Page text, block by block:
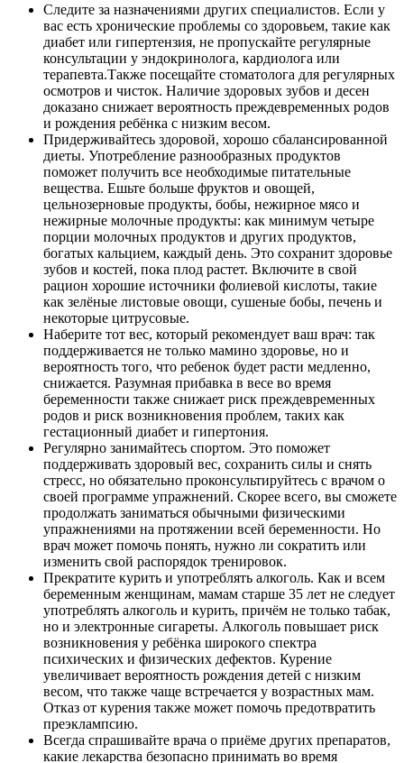
Следите за назначениями других специалистов. Если у
вас есть хронические проблемы со здоровьем, такие как
диабет или гипертензия, не пропускайте регулярные
консультации у эндокринолога, кардиолога или
терапевта.Также посещайте стоматолога для регулярных
осмотров и чисток. Наличие здоровых зубов и десен
доказано снижает вероятность преждевременных родов
и рождения ребёнка с низким весом.
Придерживайтесь здоровой, хорошо сбалансированной
диеты. Употребление разнообразных продуктов
поможет получить все необходимые питательные
вещества. Ешьте больше фруктов и овощей,
цельнозерновые продукты, бобы, нежирное мясо и
нежирные молочные продукты: как минимум четыре
порции молочных продуктов и других продуктов,
богатых кальцием, каждый день. Это сохранит здоровье
зубов и костей, пока плод растет. Включите в свой
рацион хорошие источники фолиевой кислоты, такие
как зелёные листовые овощи, сушеные бобы, печень и
некоторые цитрусовые.
Наберите тот вес, который рекомендует ваш врач: так
поддерживается не только мамино здоровье, но и
вероятность того, что ребенок будет расти медленно,
снижается. Разумная прибавка в весе во время
беременности также снижает риск преждевременных
родов и риск возникновения проблем, таких как
гестационный диабет и гипертония.
Регулярно занимайтесь спортом. Это поможет
поддерживать здоровый вес, сохранить силы и снять
стресс, но обязательно проконсультируйтесь с врачом о
своей программе упражнений. Скорее всего, вы сможете
продолжать заниматься обычными физическими
упражнениями на протяжении всей беременности. Но
врач может помочь понять, нужно ли сократить или
изменить свой распорядок тренировок.
Прекратите курить и употреблять алкоголь. Как и всем
беременным женщинам, мамам старше 35 лет не следует
употреблять алкоголь и курить, причём не только табак,
но и электронные сигареты. Алкоголь повышает риск
возникновения у ребёнка широкого спектра
психических и физических дефектов. Курение
увеличивает вероятность рождения детей с низким
весом, что также чаще встречается у возрастных мам.
Отказ от курения также может помочь предотвратить
преэклампсию.
Всегда спрашивайте врача о приёме других препаратов,
какие лекарства безопасно принимать во время